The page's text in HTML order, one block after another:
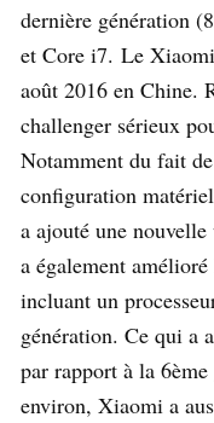
dernière génération
et Core i7. Le
août 2016 en Chine.
challenger sérieux
Notamment du fait
configuration
a ajouté une
a également
incluant un
génération. Ce qui a
par rapport à la
environ, Xiaomi a